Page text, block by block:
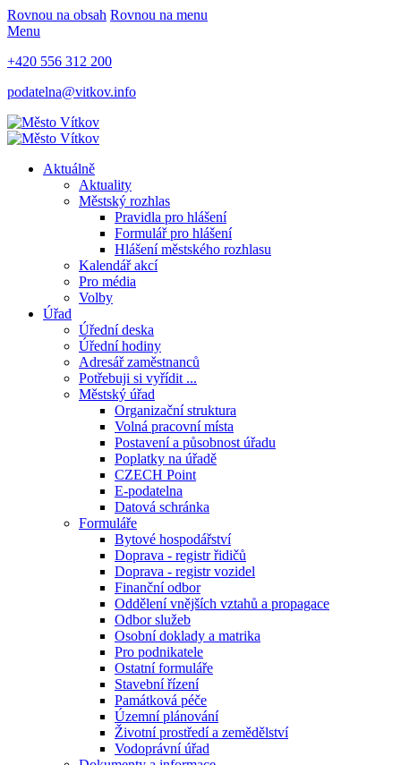
Rovnou na obsah Rovnou na menu
Menu
+420 556 312 200
podatelna@vitkov.info
Aktuálně
Aktuality
Městský rozhlas
Pravidla pro hlášení
Formulář pro hlášení
Hlášení městského rozhlasu
Kalendář akcí
Pro média
Volby
Úřad
Úřední deska
Úřední hodiny
Adresář zaměstnanců
Potřebuji si vyřídit ...
Městský úřad
Organizační struktura
Volná pracovní místa
Postavení a působnost úřadu
Poplatky na úřadě
CZECH Point
E-podatelna
Datová schránka
Formuláře
Bytové hospodářství
Doprava - registr řidičů
Doprava - registr vozidel
Finanční odbor
Oddělení vnějších vztahů a propagace
Odbor služeb
Osobní doklady a matrika
Pro podnikatele
Ostatní formuláře
Stavební řízení
Památková péče
Územní plánování
Životní prostředí a zemědělství
Vodoprávní úřad